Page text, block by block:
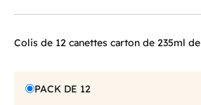
Colis de 12 canettes carton de 235ml
PACK DE 12